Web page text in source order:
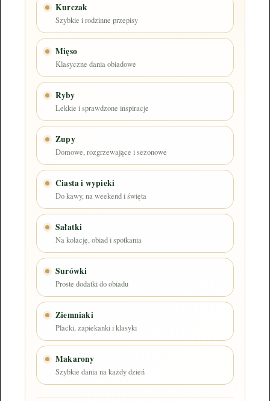
Kurczak
Szybkie i rodzinne przepisy
Mięso
Klasyczne dania obiadowe
Ryby
Lekkie i sprawdzone inspiracje
Zupy
Domowe, rozgrzewające i sezonowe
Ciasta i wypieki
Do kawy, na weekend i święta
Sałatki
Na kolację, obiad i spotkania
Surówki
Proste dodatki do obiadu
Ziemniaki
Placki, zapiekanki i klasyki
Makarony
Szybkie dania na każdy dzień